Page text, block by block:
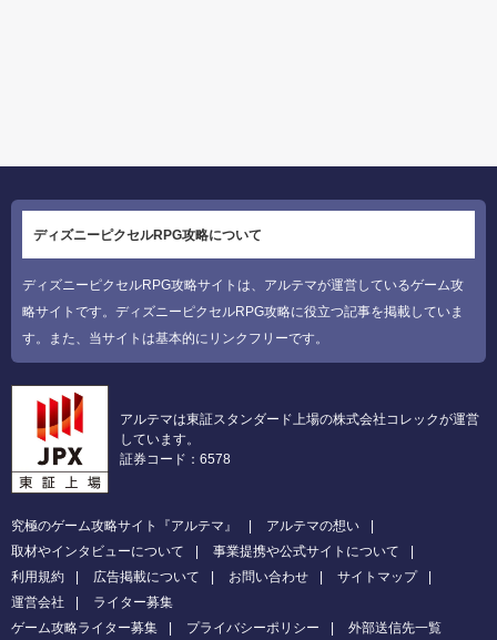
ディズニーピクセルRPG攻略について
ディズニーピクセルRPG攻略サイトは、アルテマが運営しているゲーム攻
略サイトです。ディズニーピクセルRPG攻略に役立つ記事を掲載していま
す。また、当サイトは基本的にリンクフリーです。
アルテマは東証スタンダード上場の株式会社コレックが運営
しています。
証券コード：6578
究極のゲーム攻略サイト『アルテマ』
アルテマの想い
取材やインタビューについて
事業提携や公式サイトについて
利用規約
広告掲載について お問い合わせ
サイトマップ
運営会社
ライター募集
ゲーム攻略ライター募集
プライバシーポリシー 外部送信先一覧